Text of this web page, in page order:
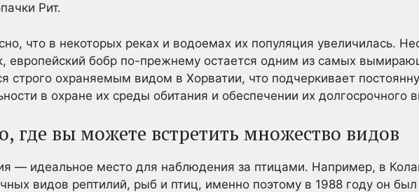
Рит.
что в некоторых реках и водоемах их популяция увеличилась.
европейский бобр по-прежнему остается одним из самых
строго охраняемым видом в Хорватии, что подчеркивает
в охране их среды обитания и обеспечении их долгосрочного
где вы можете встретить множество видов
— идеальное место для наблюдения за птицами. Например, в
видов рептилий, рыб и птиц, именно поэтому в 1988 году он